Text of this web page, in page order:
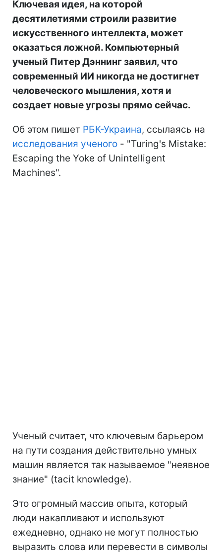
Ключевая идея, на которой
десятилетиями строили развитие
искусственного интеллекта, может
оказаться ложной. Компьютерный
ученый Питер Дэннинг заявил, что
современный ИИ никогда не достигнет
человеческого мышления, хотя и
создает новые угрозы прямо сейчас.
Об этом пишет РБК-Украина, ссылаясь на
исследования ученого - "Turing's Mistake:
Escaping the Yoke of Unintelligent
Machines".
Ученый считает, что ключевым барьером
на пути создания действительно умных
машин является так называемое "неявное
знание" (tacit knowledge).
Это огромный массив опыта, который
люди накапливают и используют
ежедневно, однако не могут полностью
выразить слова или перевести в символы